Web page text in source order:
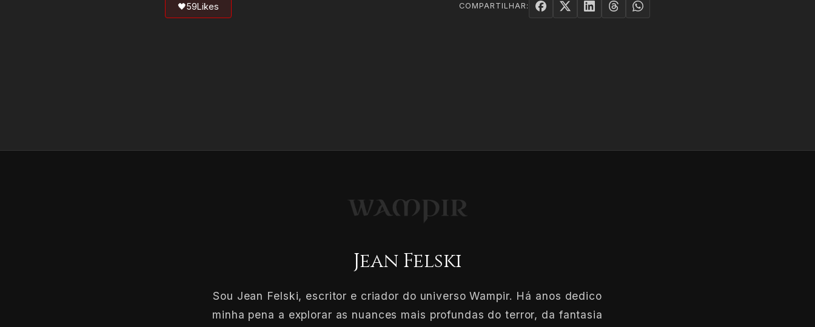
🖤59Likes COMPARTILHAR:
Jean Felski
Sou Jean Felski, escritor e criador do universo Wampir. Há anos dedico
minha pena a explorar as nuances mais profundas do terror, da fantasia